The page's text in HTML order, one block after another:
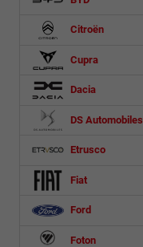
Citroën
Cupra
Dacia
DS Automobiles
Etrusco
Fiat
Ford
Foton